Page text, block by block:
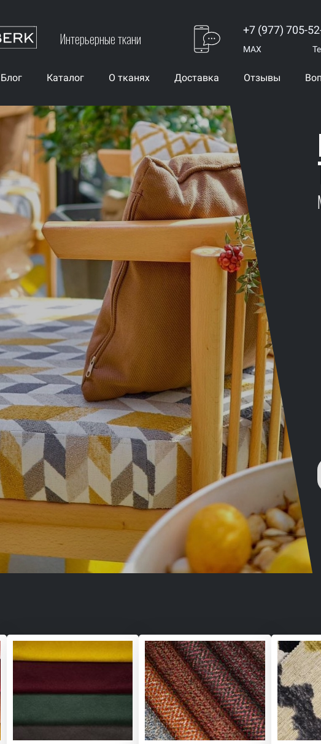
Интерьерные ткани +7 (977) 705-
MAX
Блог Каталог О тканях Доставка Отзывы